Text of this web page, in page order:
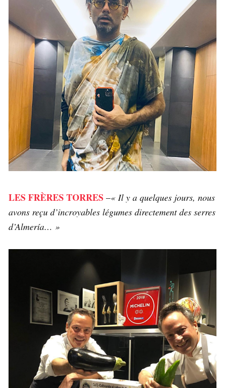
LES FRÈRES TORRES –« Il y a quelques jours, nous
avons reçu d’incroyables légumes directement des serres
d’Almería… »